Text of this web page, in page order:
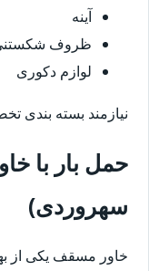
آینه
ظروف
لوازم دکوری
نیازمند بسته بندی
حمل بار با
سهروردی)
خاور مسقف یکی از